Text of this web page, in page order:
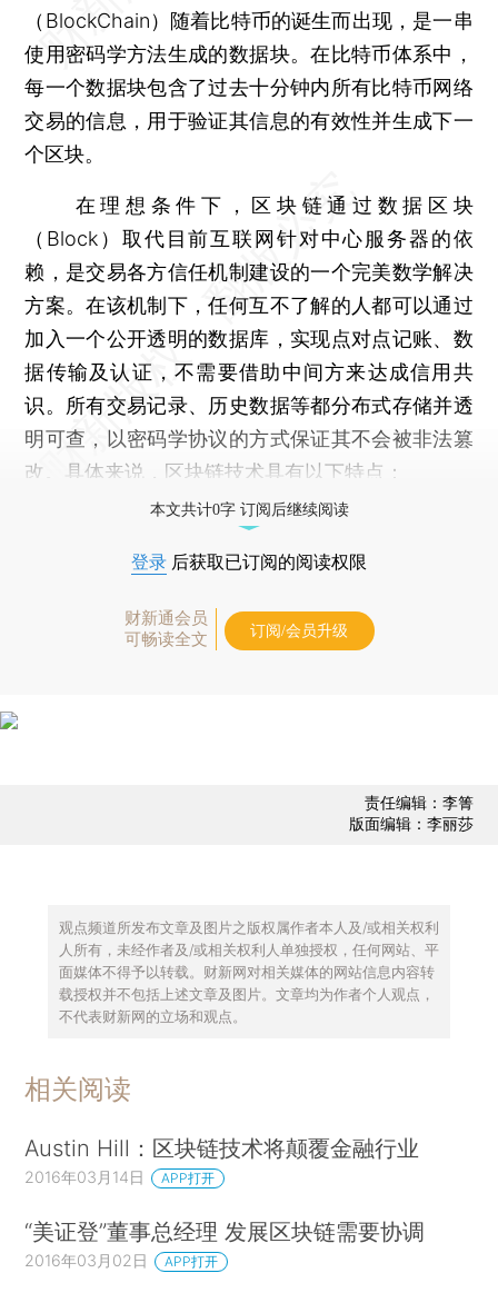
（BlockChain）随着比特币的诞生而出现，是一串
使用密码学方法生成的数据块。在比特币体系中，
每一个数据块包含了过去十分钟内所有比特币网络
交易的信息，用于验证其信息的有效性并生成下一
个区块。
在理想条件下，区块链通过数据区块
（Block）取代目前互联网针对中心服务器的依
赖，是交易各方信任机制建设的一个完美数学解决
方案。在该机制下，任何互不了解的人都可以通过
加入一个公开透明的数据库，实现点对点记账、数
据传输及认证，不需要借助中间方来达成信用共
识。所有交易记录、历史数据等都分布式存储并透
明可查，以密码学协议的方式保证其不会被非法篡
改。具体来说，区块链技术具有以下特点：
本文共计0字 订阅后继续阅读
登录 后获取已订阅的阅读权限
财新通会员
可畅读全文
订阅/会员升级
责任编辑：李箐
版面编辑：李丽莎
观点频道所发布文章及图片之版权属作者本人及/或相关权利
人所有，未经作者及/或相关权利人单独授权，任何网站、平
面媒体不得予以转载。财新网对相关媒体的网站信息内容转
载授权并不包括上述文章及图片。文章均为作者个人观点，
不代表财新网的立场和观点。
相关阅读
Austin Hill：区块链技术将颠覆金融行业
2016年03月14日 APP打开
“美证登”董事总经理 发展区块链需要协调
2016年03月02日 APP打开